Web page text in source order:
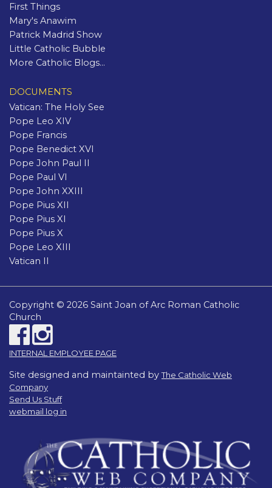
First Things
Mary's Anawim
Patrick Madrid Show
Little Catholic Bubble
More Catholic Blogs...
DOCUMENTS
Vatican: The Holy See
Pope Leo XIV
Pope Francis
Pope Benedict XVI
Pope John Paul II
Pope Paul VI
Pope John XXIII
Pope Pius XII
Pope Pius XI
Pope Pius X
Pope Leo XIII
Vatican II
Copyright © 2026 Saint Joan of Arc Roman Catholic
Church
INTERNAL EMPLOYEE PAGE
Site designed and maintainted byThe Catholic Web
Company
Send Us Stuff
webmail log in